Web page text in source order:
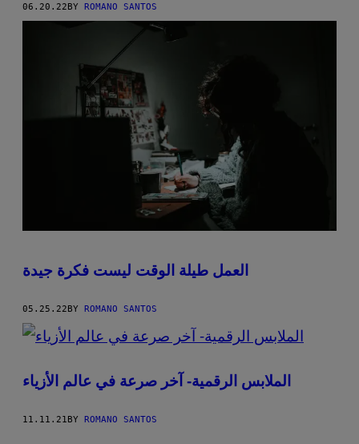
06.20.22BY ROMANO SANTOS
العمل طيلة الوقت ليست فكرة جيدة
05.25.22BY ROMANO SANTOS
الملابس الرقمية- آخر صرعة في عالم الأزياء
11.11.21BY ROMANO SANTOS